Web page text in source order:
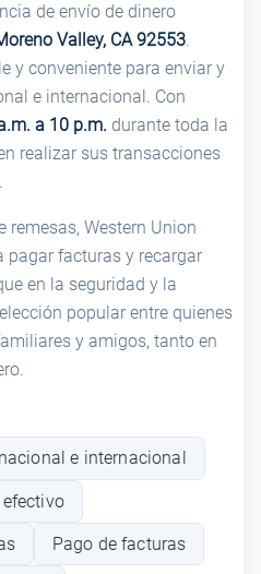
de envío de dinero
Valley, CA 92553.
y conveniente para enviar y
e internacional. Con
a 10 p.m. durante toda la
realizar sus transacciones
remesas, Western Union
pagar facturas y recargar
en la seguridad y la
popular entre quienes
y amigos, tanto en
e internacional
efectivo
Pago de facturas